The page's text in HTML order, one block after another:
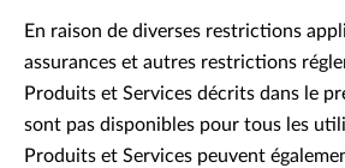
En raison de diverses restrictions
assurances et autres restrictions
Produits et Services décrits dans le
sont pas disponibles pour tous les
Produits et Services peuvent